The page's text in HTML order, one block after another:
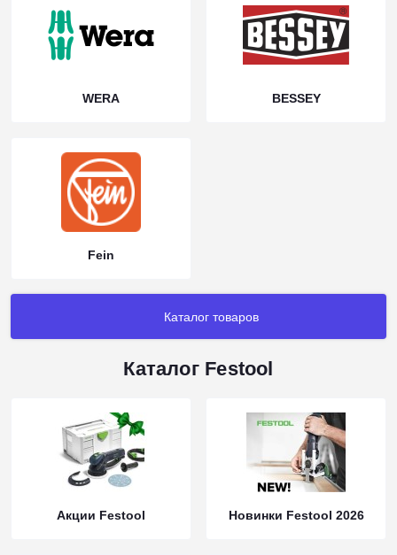
WERA BESSEY
Fein
Каталог товаров
Каталог Festool
Акции Festool Новинки Festool 2026